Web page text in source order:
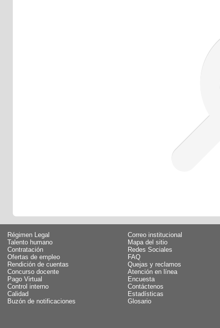
Régimen Legal
Talento humano
Contratación
Ofertas de empleo
Rendición de cuentas
Concurso docente
Pago Virtual
Control interno
Calidad
Buzón de notificaciones
Correo institucional
Mapa del sitio
Redes Sociales
FAQ
Quejas y reclamos
Atención en línea
Encuesta
Contáctenos
Estadísticas
Glosario